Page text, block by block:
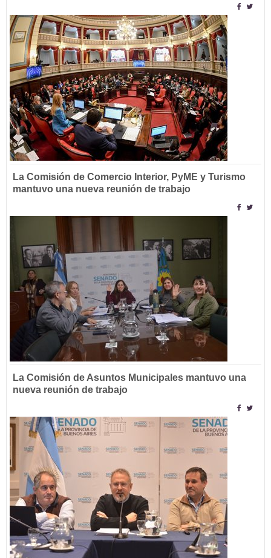
La Comisión de Comercio Interior, PyME y Turismo
mantuvo una nueva reunión de trabajo
La Comisión de Asuntos Municipales mantuvo una
nueva reunión de trabajo